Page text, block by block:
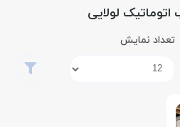
لولایی
تعداد نمایش